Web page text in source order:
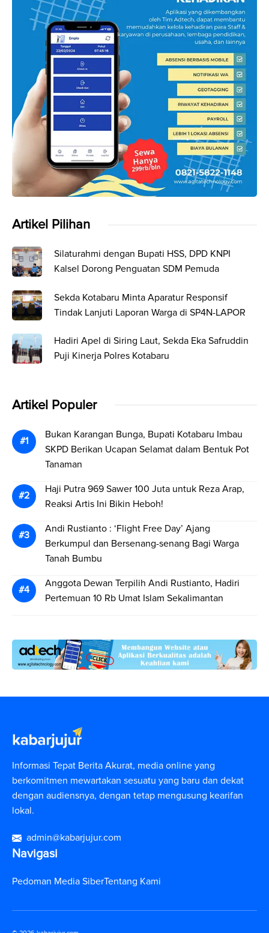
Artikel Pilihan
Silaturahmi dengan Bupati HSS, DPD KNPI
Kalsel Dorong Penguatan SDM Pemuda
Sekda Kotabaru Minta Aparatur Responsif
Tindak Lanjuti Laporan Warga di SP4N-LAPOR
Hadiri Apel di Siring Laut, Sekda Eka Safruddin
Puji Kinerja Polres Kotabaru
Artikel Populer
Bukan Karangan Bunga, Bupati Kotabaru Imbau
SKPD Berikan Ucapan Selamat dalam Bentuk Pot
Tanaman
Haji Putra 969 Sawer 100 Juta untuk Reza Arap,
Reaksi Artis Ini Bikin Heboh!
Andi Rustianto : ‘Flight Free Day’ Ajang
Berkumpul dan Bersenang-senang Bagi Warga
Tanah Bumbu
Anggota Dewan Terpilih Andi Rustianto, Hadiri
Pertemuan 10 Rb Umat Islam Sekalimantan
Informasi Tepat Berita Akurat, media online yang
berkomitmen mewartakan sesuatu yang baru dan dekat
dengan audiensnya, dengan tetap mengusung kearifan
lokal.
admin@kabarjujur.com
Navigasi
Pedoman Media SiberTentang Kami